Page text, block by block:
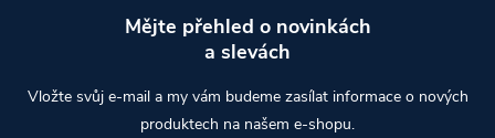
Mějte přehled o novinkách
a slevách
Vložte svůj e-mail a my vám budeme zasílat informace o nových
produktech na našem e-shopu.